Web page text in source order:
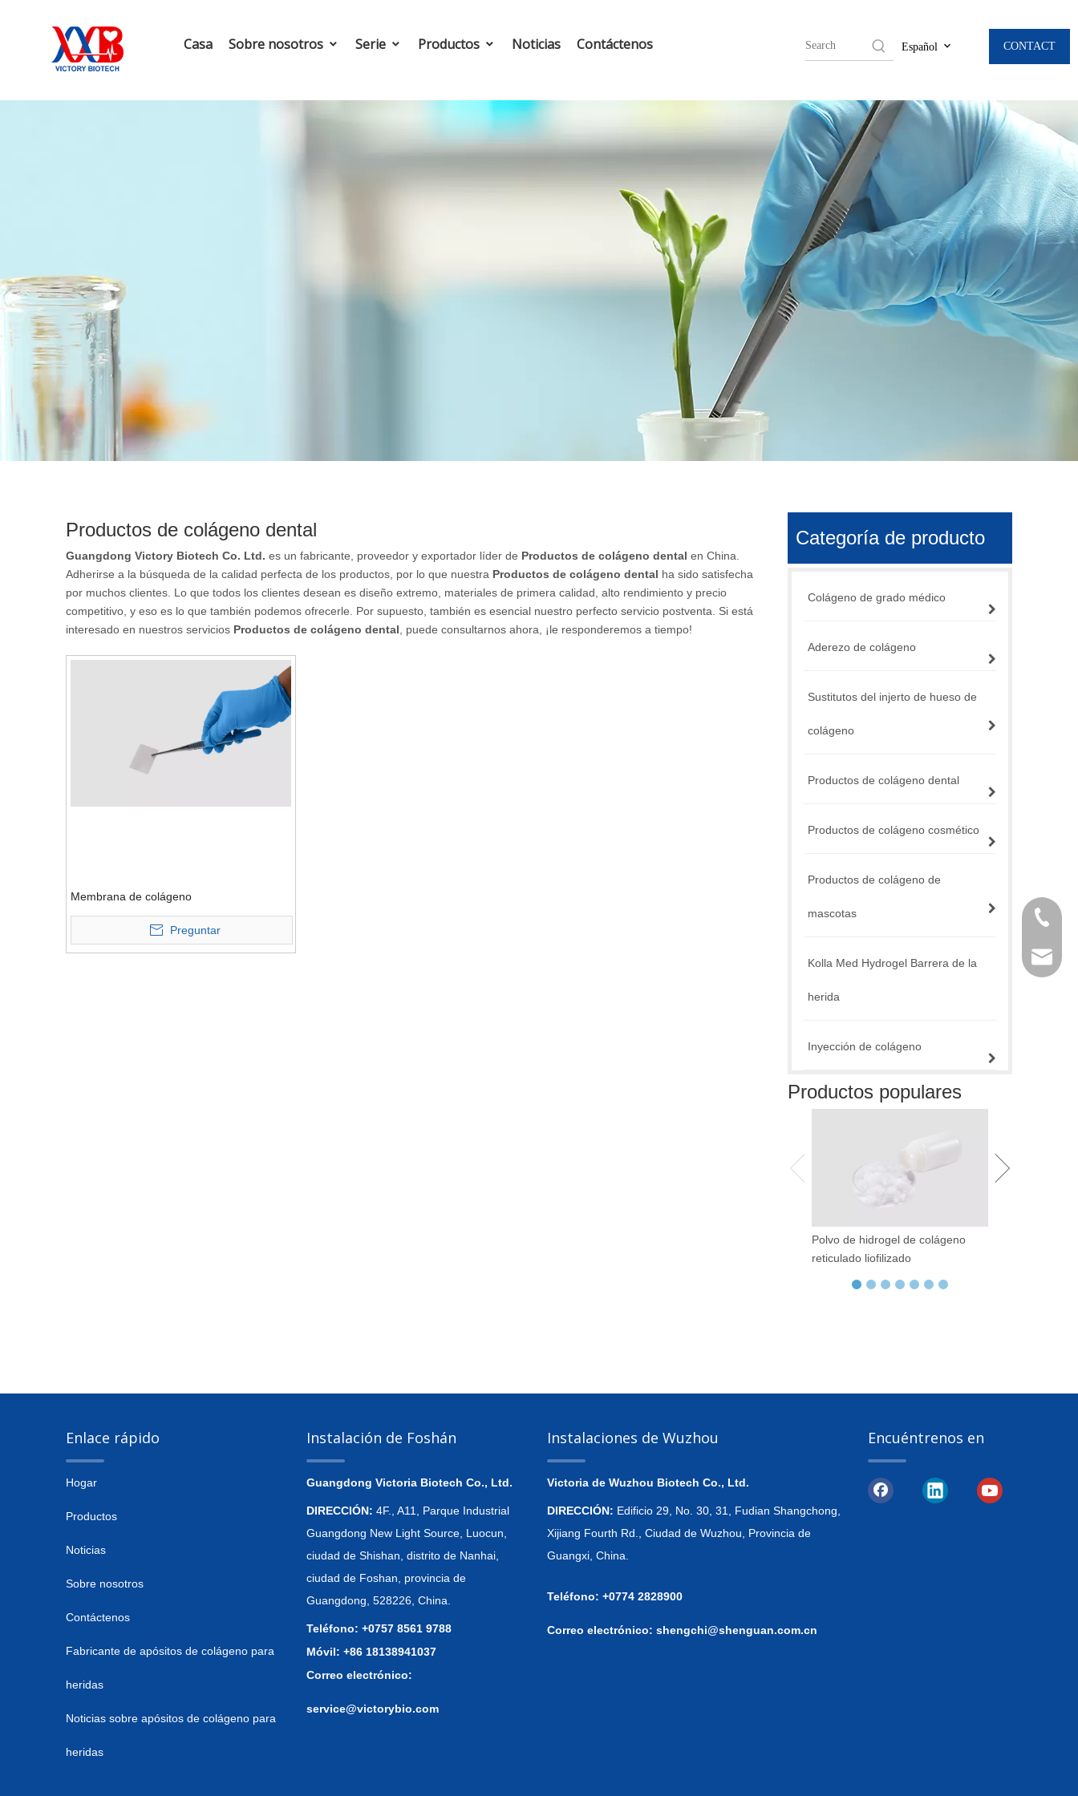
Casa Sobre nosotros Serie Productos Noticias Contáctenos Español CONTACT
Productos de colágeno dental
Guangdong Victory Biotech Co. Ltd. es un fabricante, proveedor y exportador líder de Productos de colágeno dental en China.
Adherirse a la búsqueda de la calidad perfecta de los productos, por lo que nuestra Productos de colágeno dental ha sido satisfecha
por muchos clientes. Lo que todos los clientes desean es diseño extremo, materiales de primera calidad, alto rendimiento y precio
competitivo, y eso es lo que también podemos ofrecerle. Por supuesto, también es esencial nuestro perfecto servicio postventa. Si está
interesado en nuestros servicios Productos de colágeno dental , puede consultarnos ahora, ¡le responderemos a tiempo!
Membrana de colágeno
Preguntar
Categoría de producto
Colágeno de grado médico
Aderezo de colágeno
Sustitutos del injerto de hueso de
colágeno
Productos de colágeno dental
Productos de colágeno cosmético
Productos de colágeno de
mascotas
Kolla Med Hydrogel Barrera de la
herida
Inyección de colágeno
Productos populares
Polvo de hidrogel de colágeno
reticulado liofilizado
Enlace rápido
Hogar
Productos
Noticias
Sobre nosotros
Contáctenos
Fabricante de apósitos de colágeno para
heridas
Noticias sobre apósitos de colágeno para
heridas
Instalación de Foshán
Guangdong Victoria Biotech Co., Ltd.
DIRECCIÓN: 4F., A11, Parque Industrial
Guangdong New Light Source, Luocun,
ciudad de Shishan, distrito de Nanhai,
ciudad de Foshan, provincia de
Guangdong, 528226, China.
Teléfono: +0757 8561 9788
Móvil: +86 18138941037
Correo electrónico:
service@victorybio.com
Instalaciones de Wuzhou
Victoria de Wuzhou Biotech Co., Ltd.
DIRECCIÓN: Edificio 29, No. 30, 31, Fudian Shangchong,
Xijiang Fourth Rd., Ciudad de Wuzhou, Provincia de
Guangxi, China.
Teléfono: +0774 2828900
Correo electrónico: shengchi@shenguan.com.cn
Encuéntrenos en
+86